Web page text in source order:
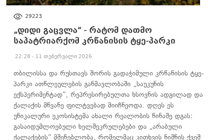
29223
„დიდი გაცვლა“ - რატომ დათმო
საპატრიარქომ კრწანისის ტყე-პარკი
22:28 - 11 თებერვალი 2026
თბილისსა და რუსთავს შორის გადაჭიმული კრწანისის ტყე-
პარკი ათწლეულების განმავლობაში „საუკუნის
ექსპერიმენტად“, რეპრესირებულთა ხსოვნის ადგილად და
ქალაქის მწვანე ფილტვებად მიიჩნეოდა. დღეს ეს
უნიკალური ეკოსისტემა ახალი რეალობის წინაშე დგას:
გასაიდუმლოებული ხელშეკრულებები და „არაბული
ქალაქების“ მშენებლობა, რომელმაც კითხვის ნიშნის ქვეშ